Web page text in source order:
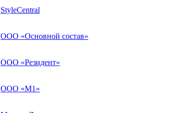
StyleCentral
ООО «Основной состав»
ООО «Резидент»
ООО «М1»